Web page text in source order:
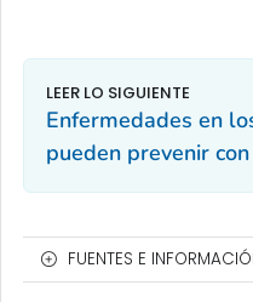
Enfermedades en
pueden prevenir
FUENTES E